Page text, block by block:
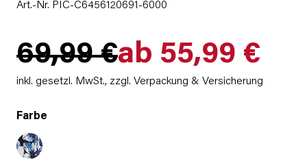
Art.-Nr. PIC-C6456120691-6000
69,99 €ab 55,99 €
inkl. gesetzl. MwSt., zzgl. Verpackung & Versicherung
Farbe